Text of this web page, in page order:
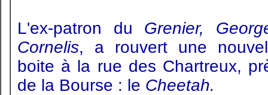
L'ex-patron du Grenier,
Cornelis, a rouvert une
boite à la rue des Chartreux,
de la Bourse : le Cheetah.